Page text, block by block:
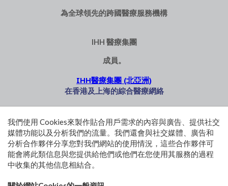
為全球領先的跨國醫療服務機構
IHH 醫療集團
成員。
IHH醫療集團 (北亞洲)
在香港及上海的綜合醫療網絡
港怡醫匯
港怡日間醫
療中心
港怡醫院醫
健診所 (中環)
港怡德臻心
臟中心
港怡迎康外
科中心
百匯化驗服
務 (中環)
百匯醫療
使用條款和條件
我們使用 Cookies來製作貼合用戶需求的內容與廣告、提供社交
媒體功能以及分析我們的流量。我們還會與社交媒體、廣告和
分析合作夥伴分享您對我們網站的使用情況，這些合作夥伴可
能會將此類信息與您提供給他們或他們在您使用其服務的過程
中收集的其他信息相結合。